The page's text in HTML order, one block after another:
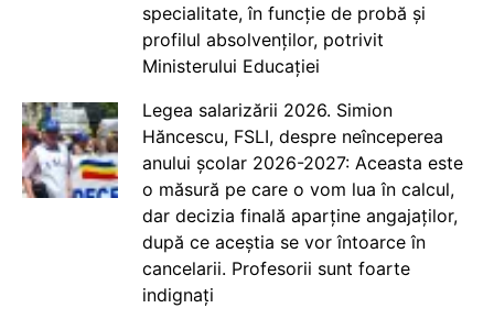
specialitate, în funcție de probă și
profilul absolvenților, potrivit
Ministerului Educației
Legea salarizării 2026. Simion
Hăncescu, FSLI, despre neînceperea
anului școlar 2026-2027: Aceasta este
o măsură pe care o vom lua în calcul,
dar decizia finală aparține angajaților,
după ce aceștia se vor întoarce în
cancelarii. Profesorii sunt foarte
indignați